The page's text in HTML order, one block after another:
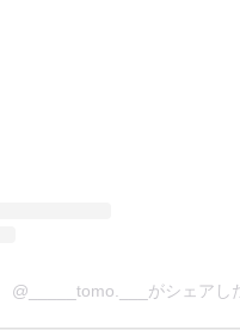
@_____tomo.___がシェアし